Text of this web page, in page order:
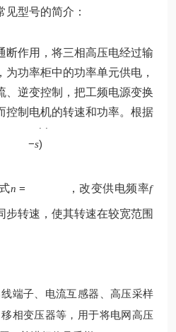
型号的简介：
断作用，将三相高压电经过输
为功率柜中的功率单元供电，
、逆变控制，把工频电源变换
控制电机的转速和功率。根据
n =
p
−s)
，改变供电频率f
步转速，使其转速在较宽范围
端子、电流互感器、高压采样
相变压器等，用于将电网高压